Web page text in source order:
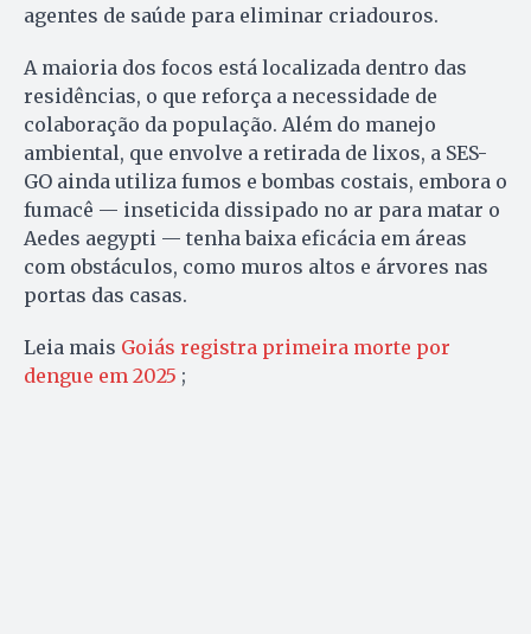
agentes de saúde para eliminar criadouros.
A maioria dos focos está localizada dentro das
residências, o que reforça a necessidade de
colaboração da população. Além do manejo
ambiental, que envolve a retirada de lixos, a SES-
GO ainda utiliza fumos e bombas costais, embora o
fumacê — inseticida dissipado no ar para matar o
Aedes aegypti — tenha baixa eficácia em áreas
com obstáculos, como muros altos e árvores nas
portas das casas.
Leia mais Goiás registra primeira morte por
dengue em 2025 ;